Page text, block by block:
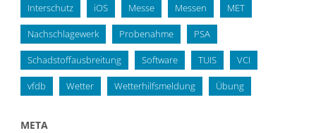
Interschutz iOS Messe Messen MET
Nachschlagewerk Probenahme PSA
Schadstoffausbreitung Software TUIS VCI
vfdb Wetter Wetterhilfsmeldung Übung
META